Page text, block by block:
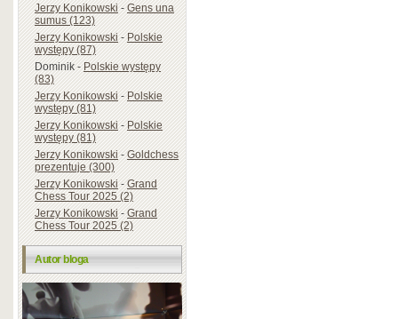
Jerzy Konikowski-Gens una
sumus (123)
Jerzy Konikowski-Polskie
występy (87)
Dominik-Polskie występy
(83)
Jerzy Konikowski-Polskie
występy (81)
Jerzy Konikowski-Polskie
występy (81)
Jerzy Konikowski-Goldchess
prezentuje (300)
Jerzy Konikowski-Grand
Chess Tour 2025 (2)
Jerzy Konikowski-Grand
Chess Tour 2025 (2)
Autor bloga